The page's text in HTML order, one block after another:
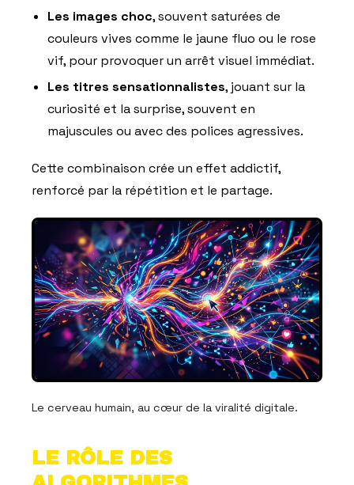
Les images choc, souvent saturées de
couleurs vives comme le jaune fluo ou le rose
vif, pour provoquer un arrêt visuel immédiat.
Les titres sensationnalistes, jouant sur la
curiosité et la surprise, souvent en
majuscules ou avec des polices agressives.
Cette combinaison crée un effet addictif,
renforcé par la répétition et le partage.
Le cerveau humain, au cœur de la viralité digitale.
LE RÔLE DES